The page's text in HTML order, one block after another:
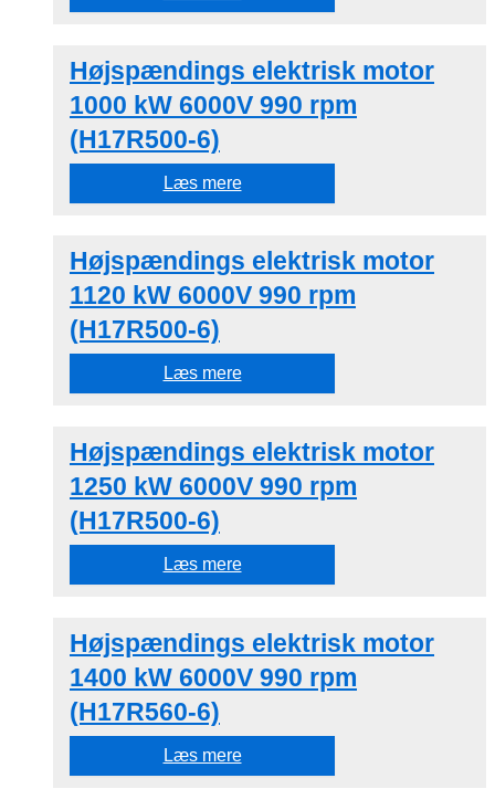
Højspændings elektrisk motor
1000 kW 6000V 990 rpm
(H17R500-6)
Læs mere
Højspændings elektrisk motor
1120 kW 6000V 990 rpm
(H17R500-6)
Læs mere
Højspændings elektrisk motor
1250 kW 6000V 990 rpm
(H17R500-6)
Læs mere
Højspændings elektrisk motor
1400 kW 6000V 990 rpm
(H17R560-6)
Læs mere